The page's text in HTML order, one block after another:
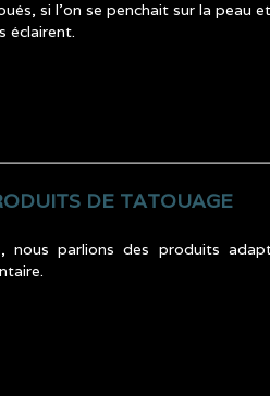
si l’on se penchait sur la peau
éclairent.
DE TATOUAGE
nous parlions des produits